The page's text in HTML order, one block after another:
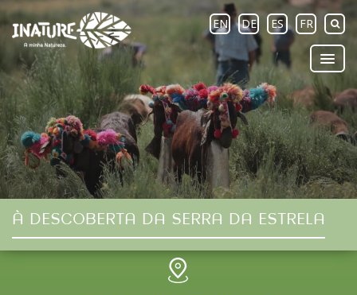
EN DE ES FR
À DESCOBERTA DA SERRA DA ESTRELA